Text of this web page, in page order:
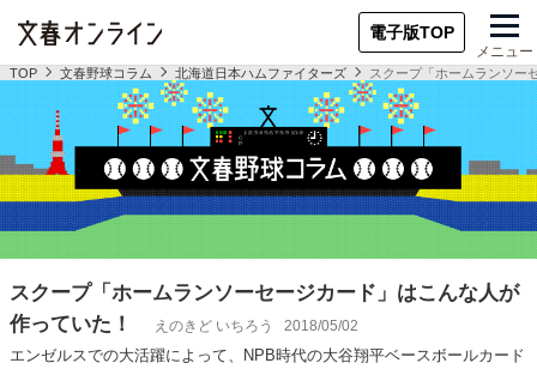
電子版TOP
メニュー
TOP 文春野球コラム 北海道日本ハムファイターズ スクープ「ホームランソー
スクープ「ホームランソーセージカード」はこんな人が
作っていた！
えのきど いちろう 2018/05/02
エンゼルスでの大活躍によって、NPB時代の大谷翔平ベースボールカード